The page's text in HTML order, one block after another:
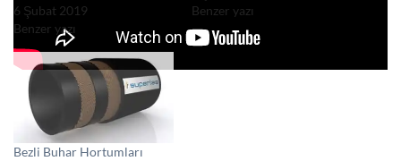
6 Şubat 2019
Benzer yazı
Benzer yazı
Bezli Buhar Hortumları